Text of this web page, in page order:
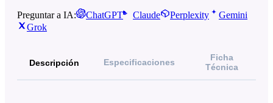
Preguntar a IA: ChatGPT Claude Perplexity
Gemini
Grok
Descripción Especificaciones
Ficha
Técnica